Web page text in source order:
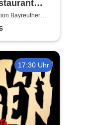
Bayreuther
17:30 Uhr